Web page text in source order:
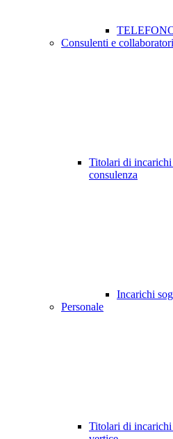
Consulenti e collaboratori
Titolari di
consulenza
Incarichi
Personale
Titolari di